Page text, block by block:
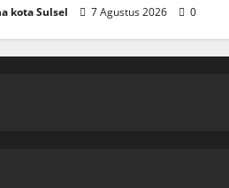
kota Sulsel 7 Agustus 2026 0